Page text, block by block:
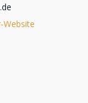
Website